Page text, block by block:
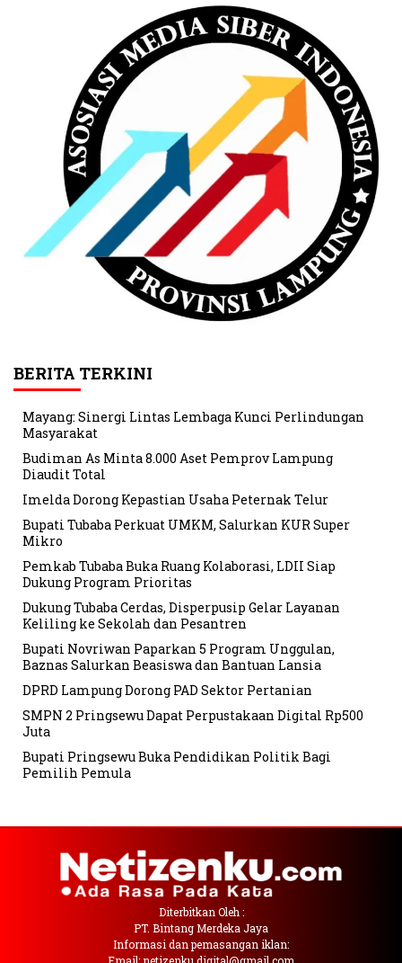
BERITA TERKINI
Mayang: Sinergi Lintas Lembaga Kunci Perlindungan
Masyarakat
Budiman As Minta 8.000 Aset Pemprov Lampung
Diaudit Total
Imelda Dorong Kepastian Usaha Peternak Telur
Bupati Tubaba Perkuat UMKM, Salurkan KUR Super
Mikro
Pemkab Tubaba Buka Ruang Kolaborasi, LDII Siap
Dukung Program Prioritas
Dukung Tubaba Cerdas, Disperpusip Gelar Layanan
Keliling ke Sekolah dan Pesantren
Bupati Novriwan Paparkan 5 Program Unggulan,
Baznas Salurkan Beasiswa dan Bantuan Lansia
DPRD Lampung Dorong PAD Sektor Pertanian
SMPN 2 Pringsewu Dapat Perpustakaan Digital Rp500
Juta
Bupati Pringsewu Buka Pendidikan Politik Bagi
Pemilih Pemula
Diterbitkan Oleh :
PT. Bintang Merdeka Jaya
Informasi dan pemasangan iklan: